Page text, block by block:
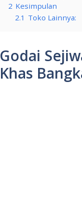
2 Kesimpulan
2.1 Toko Lainnya:
Godai
Khas